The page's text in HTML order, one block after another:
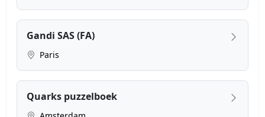
Gandi SAS (FA)
Paris
Quarks puzzelboek